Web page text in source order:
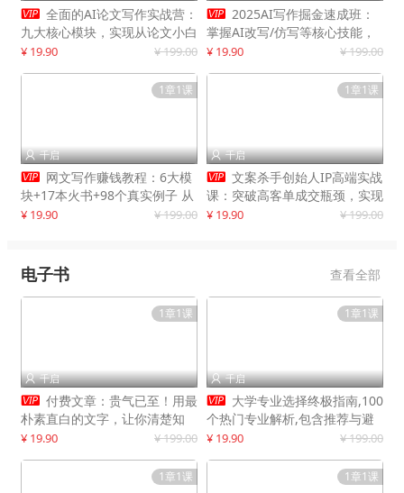
 全面的AI论文写作实战营：
九大核心模块，实现从论文小白
到高效产出的跨越
¥ 19.90 ¥ 199.00
 2025AI写作掘金速成班：
掌握AI改写/仿写等核心技能，
实现单篇文案变现500+
¥ 19.90 ¥ 199.00
1章1课
 千启
 网文写作赚钱教程：6大模
块+17本火书+98个真实例子 从
入门到精通实战方法
¥ 19.90 ¥ 199.00
1章1课
 千启
 文案杀手创始人IP高端实战
课：突破高客单成交瓶颈，实现
IP商业价值最大化
¥ 19.90 ¥ 199.00
电子书 查看全部
1章1课
 千启
 付费文章：贵气已至！用最
朴素直白的文字，让你清楚知
道，该如何接住这一次时代的泼
¥ 19.90 ¥ 199.00
1章1课
 千启
 大学专业选择终极指南,100
个热门专业解析,包含推荐与避
雷实用建议
¥ 19.90 ¥ 199.00
1章1课 1章1课